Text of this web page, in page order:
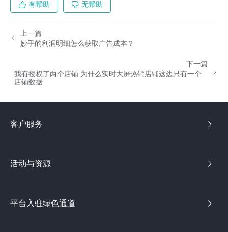
有帮助 无帮助
上一篇
妙手的利润明细怎么获取广告成本？
下一篇
我有授权了两个店铺 为什么实时大屏热销店铺这边只有一个
店铺数据
客户服务
活动与资源
平台入驻绿色通道